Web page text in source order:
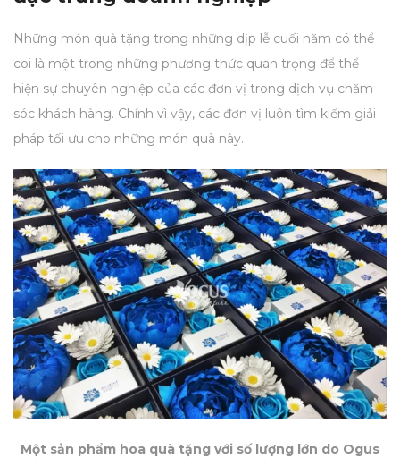
Những món quà tặng trong những dịp lễ cuối năm có thể
coi là một trong những phương thức quan trọng để thể
hiện sự chuyên nghiệp của các đơn vị trong dịch vụ chăm
sóc khách hàng. Chính vì vậy, các đơn vị luôn tìm kiếm giải
pháp tối ưu cho những món quà này.
Một sản phẩm hoa quà tặng với số lượng lớn do Ogus